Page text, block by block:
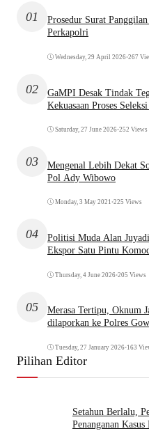
01
Prosedur Surat
Perkapolri
Wednesday, 29 April 2026•267
02
GaMPI Desak Tindak
Kekuasaan Proses
Saturday, 27 June 2026•252 Views
03
Mengenal Lebih Dekat
Pol Ady Wibowo
Monday, 3 May 2021 •225 Views
04
Politisi Muda Alan
Ekspor Satu Pintu
Thursday, 4 June 2026•205 Views
05
Merasa Tertipu, Oknum
dilaporkan ke Polres
Tuesday, 27 January 2026•163
Pilihan Editor
Setahun Berlalu,
Penanganan